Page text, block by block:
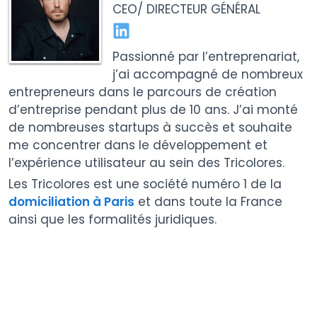
CEO/ DIRECTEUR GÉNÉRAL
Passionné par l’entreprenariat,
j’ai accompagné de nombreux
entrepreneurs dans le parcours de création
d’entreprise pendant plus de 10 ans. J’ai monté
de nombreuses startups à succès et souhaite
me concentrer dans le développement et
l’expérience utilisateur au sein des Tricolores.
Les Tricolores est une société numéro 1 de la
domiciliation à Paris et dans toute la France
ainsi que les formalités juridiques.